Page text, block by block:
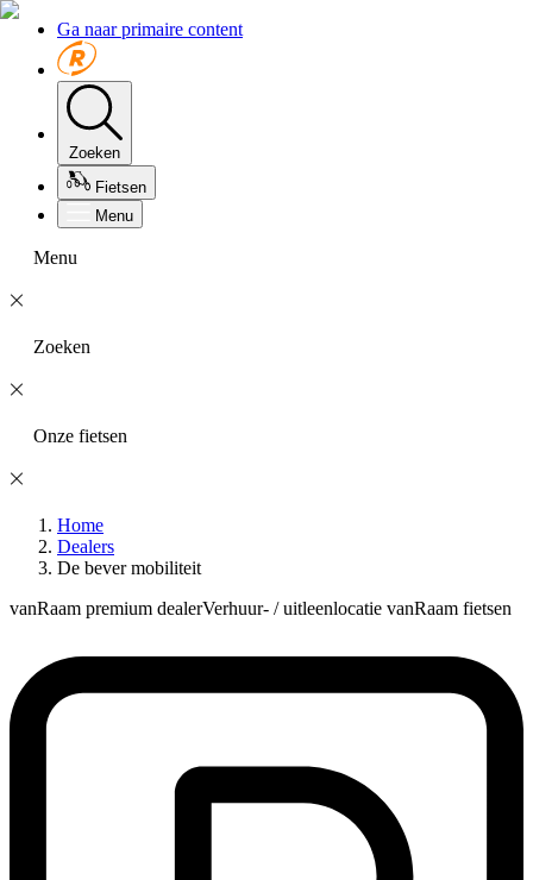
Ga naar primaire content
Zoeken
Fietsen
Menu
Menu
Zoeken
Onze fietsen
Home
Dealers
De bever mobiliteit
vanRaam premium dealerVerhuur- / uitleenlocatie vanRaam fietsen